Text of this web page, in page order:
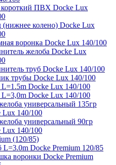
ПВХ Docke Lux
(нижнее колено) Docke Lux
воронка Docke Lux 140/100
желоба Docke Lux
труб Docke Lux 140/100
трубы Docke Lux 140/100
L=1.5m Docke Lux 140/100
L=3,0m Docke Lux 140/100
универсальный 135гр
Lux 140/100
универсальный 90гр
Lux 140/100
(120/85)
L=3.0m Docke Premium 120/85
воронки Docke Premium